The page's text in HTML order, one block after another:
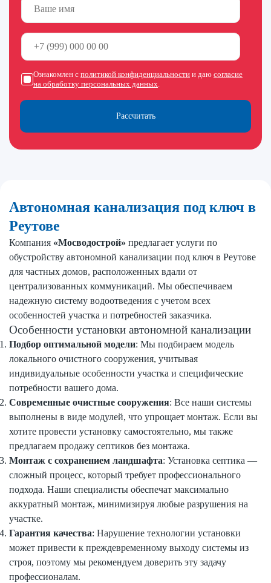
Автономная канализация под ключ в
Реутове
Компания «Мосводострой» предлагает услуги по
обустройству автономной канализации под ключ в Реутове
для частных домов, расположенных вдали от
централизованных коммуникаций. Мы обеспечиваем
надежную систему водоотведения с учетом всех
особенностей участка и потребностей заказчика.
Особенности установки автономной канализации
Подбор оптимальной модели: Мы подбираем модель
локального очистного сооружения, учитывая
индивидуальные особенности участка и специфические
потребности вашего дома.
Современные очистные сооружения: Все наши системы
выполнены в виде модулей, что упрощает монтаж. Если вы
хотите провести установку самостоятельно, мы также
предлагаем продажу септиков без монтажа.
Монтаж с сохранением ландшафта: Установка септика —
сложный процесс, который требует профессионального
подхода. Наши специалисты обеспечат максимально
аккуратный монтаж, минимизируя любые разрушения на
участке.
Гарантия качества: Нарушение технологии установки
может привести к преждевременному выходу системы из
строя, поэтому мы рекомендуем доверить эту задачу
профессионалам.
Рассчитать
Ознакомлен с политикой конфиденциальности и даю согласие
на обработку персональных данных.